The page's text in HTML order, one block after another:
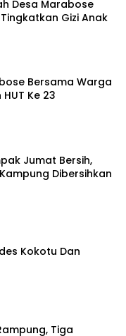
Desa Marabose
Gizi Anak
Bersama Warga
Ke 23
Jumat Bersih,
Dibersihkan
Kokotu Dan
Tiga